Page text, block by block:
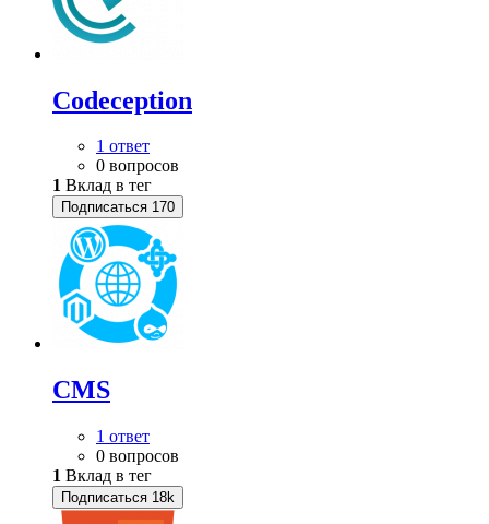
Codeception
1 ответ
0 вопросов
1 Вклад в тег
Подписаться 170
CMS
1 ответ
0 вопросов
1 Вклад в тег
Подписаться 18k